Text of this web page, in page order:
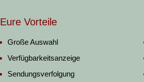
Eure Vorteile
Große Auswahl
Verfügbarkeitsanzeige
Sendungsverfolgung